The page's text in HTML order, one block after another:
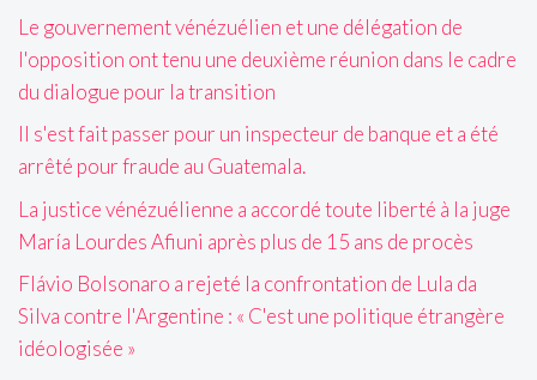
Le gouvernement vénézuélien et une délégation de
l'opposition ont tenu une deuxième réunion dans le cadre
du dialogue pour la transition
Il s'est fait passer pour un inspecteur de banque et a été
arrêté pour fraude au Guatemala.
La justice vénézuélienne a accordé toute liberté à la juge
María Lourdes Afiuni après plus de 15 ans de procès
Flávio Bolsonaro a rejeté la confrontation de Lula da
Silva contre l'Argentine : « C'est une politique étrangère
idéologisée »